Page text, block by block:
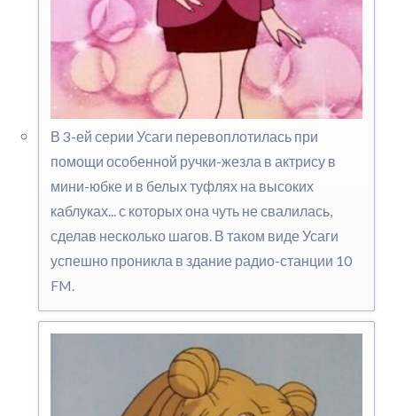
В 3-ей серии Усаги перевоплотилась при
помощи особенной ручки-жезла в актрису в
мини-юбке и в белых туфлях на высоких
каблуках... с которых она чуть не свалилась,
сделав несколько шагов. В таком виде Усаги
успешно проникла в здание радио-станции 10
FM.